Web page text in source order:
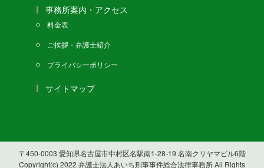
事務所案内・アクセス
料金表
ご挨拶・弁護士紹介
プライバシーポリシー
サイトマップ
〒450-0003 愛知県名古屋市中村区名駅南1-28-19 名南クリヤマビル6階
Copyright(c) 2022 弁護士法人あいち刑事事件総合法律事務所 All Rights